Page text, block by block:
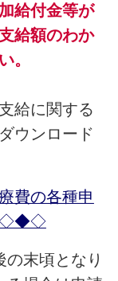
給付金等が
給額のわか
。
給に関する
ウンロード
費の各種申
◇◆◇
末頃となり